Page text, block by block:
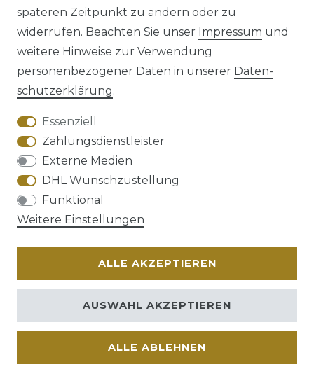
Impressum Daten­schutz­erklärung
AGB Barrierefreiheitserklärung
Widerrufs­recht
© Copyright 2026 | Alle Rechte vorbehalten.
späteren Zeitpunkt zu ändern oder zu
widerrufen. Beachten Sie unser Impressum und
weitere Hinweise zur Verwendung
personenbezogener Daten in unserer Daten­
schutz­erklärung.
Essenziell
Zahlungsdienstleister
Externe Medien
DHL Wunschzustellung
Funktional
Weitere Einstellungen
ALLE AKZEPTIEREN
ALLE ABLEHNEN
AUSWAHL AKZEPTIEREN